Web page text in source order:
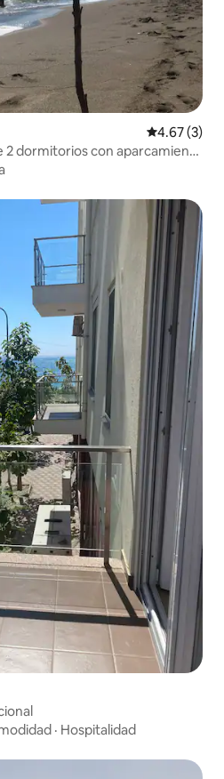
Calificación
4.67 (3)
dormitorios con aparcamiento
· Hospitalidad